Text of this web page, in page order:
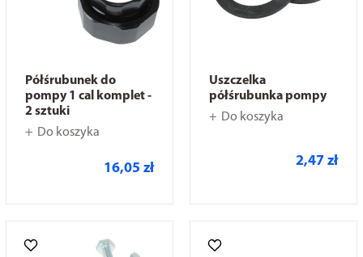
Półśrubunek do
pompy 1 cal komplet -
2 sztuki
Do koszyka
16,05 zł
Uszczelka
półśrubunka pompy
Do koszyka
2,47 zł